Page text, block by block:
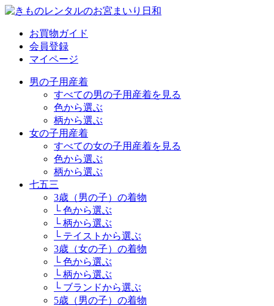
お買物ガイド
会員登録
マイページ
男の子用産着
すべての男の子用産着を見る
色から選ぶ
柄から選ぶ
女の子用産着
すべての女の子用産着を見る
色から選ぶ
柄から選ぶ
七五三
3歳（男の子）の着物
└ 色から選ぶ
└ 柄から選ぶ
└ テイストから選ぶ
3歳（女の子）の着物
└ 色から選ぶ
└ 柄から選ぶ
└ ブランドから選ぶ
5歳（男の子）の着物